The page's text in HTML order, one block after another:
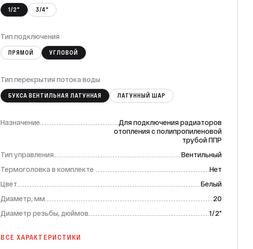
1/2" 3/4"
Тип подключения
ПРЯМОЙ УГЛОВОЙ
Тип перекрытия потока воды
БУКСА ВЕНТИЛЬНАЯ ЛАТУННАЯ ЛАТУННЫЙ ШАР
Назначение
Для подключения радиаторов
отопления с полипропиленовой
трубой ППР
Тип управления
Вентильный
Термоголовка в комплекте
Нет
Цвет
Белый
Диаметр, мм
20
Диаметр резьбы, дюймов
1/2"
ВСЕ ХАРАКТЕРИСТИКИ